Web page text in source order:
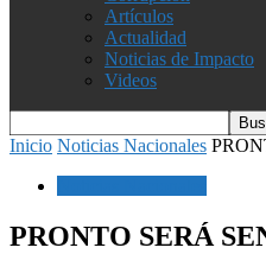
Artículos
Actualidad
Noticias de Impacto
Videos
Inicio Noticias Nacionales
PRONTO SERÁ